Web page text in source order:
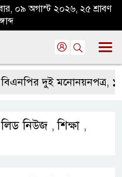
০৯ অগাস্ট ২০২৬, ২৫ শ্রাবণ
দুই মনোনয়নপত্র, ১১
লিড নিউজ ,শিক্ষা ,